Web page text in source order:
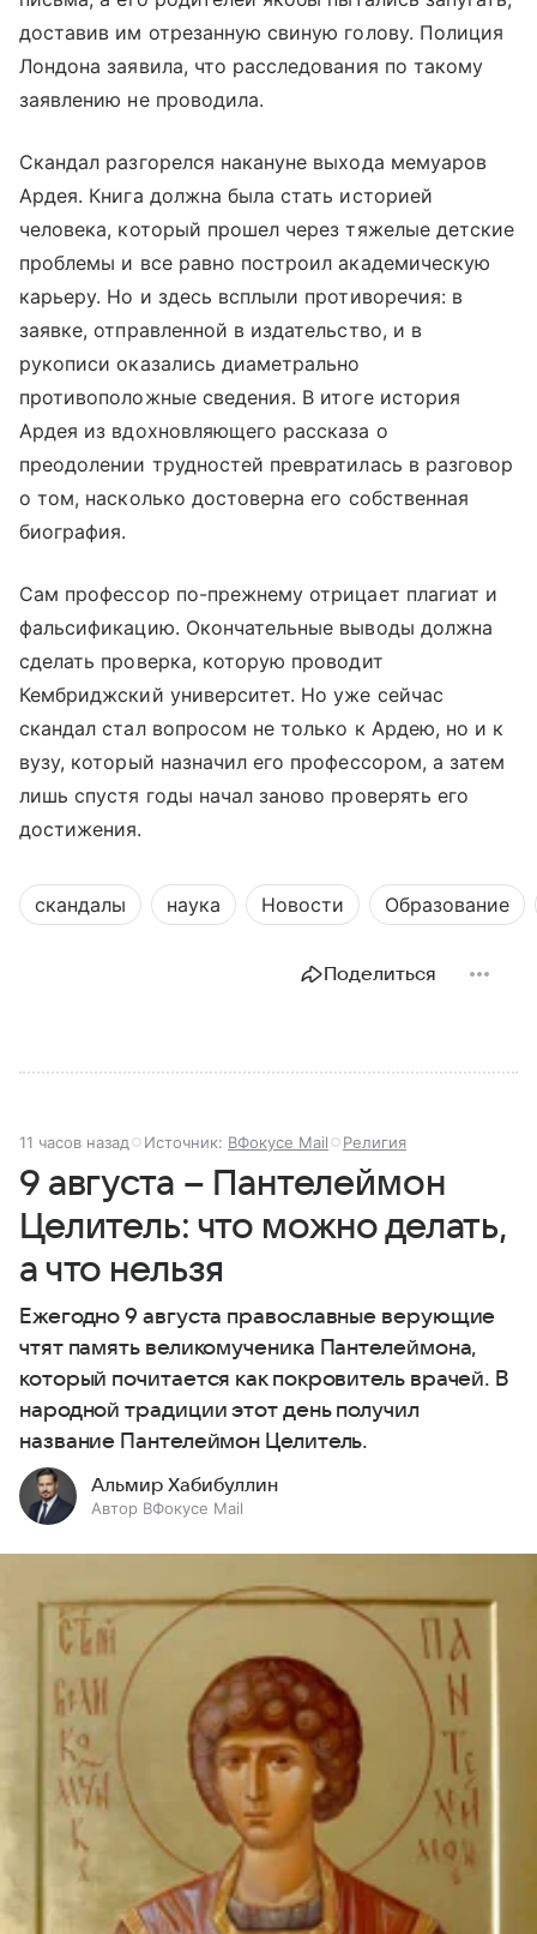
доставив им отрезанную свиную голову. Полиция
Лондона заявила, что расследования по такому
заявлению не проводила.
Скандал разгорелся накануне выхода мемуаров
Ардея. Книга должна была стать историей
человека, который прошел через тяжелые детские
проблемы и все равно построил академическую
карьеру. Но и здесь всплыли противоречия: в
заявке, отправленной в издательство, и в
рукописи оказались диаметрально
противоположные сведения. В итоге история
Ардея из вдохновляющего рассказа о
преодолении трудностей превратилась в разговор
о том, насколько достоверна его собственная
биография.
Сам профессор по-прежнему отрицает плагиат и
фальсификацию. Окончательные выводы должна
сделать проверка, которую проводит
Кембриджский университет. Но уже сейчас
скандал стал вопросом не только к Ардею, но и к
вузу, который назначил его профессором, а затем
лишь спустя годы начал заново проверять его
достижения.
скандалы наука Новости Образование
Поделиться
11 часов назад Источник: ВФокусе Mail Религия
9 августа – Пантелеймон
Целитель: что можно делать,
а что нельзя
Ежегодно 9 августа православные верующие
чтят память великомученика Пантелеймона,
который почитается как покровитель врачей. В
народной традиции этот день получил
название Пантелеймон Целитель.
Альмир Хабибуллин
Автор ВФокусе Mail